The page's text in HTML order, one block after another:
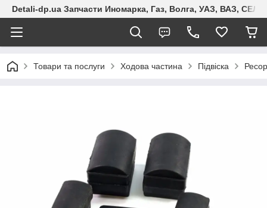
Detali-dp.ua Запчасти Иномарка, Газ, Волга, УАЗ, ВАЗ,
Товари та послуги Ходова частина Підвіска